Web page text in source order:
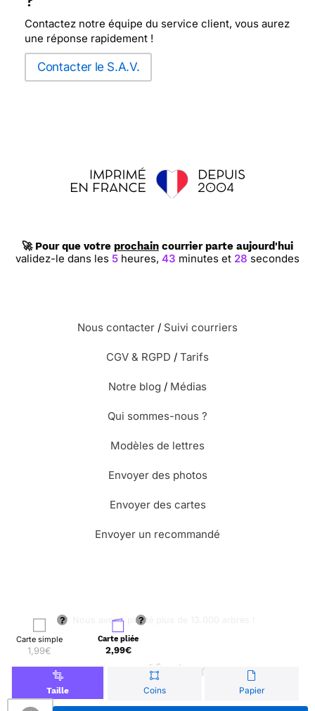
Carte simple
1,99€
Carte pliée
2,99€
Taille Coins Papier
Contactez notre équipe du service client, vous aurez
une réponse rapidement !
Contacter le S.A.V.
🚀 Pour que votre prochain courrier parte aujourd'hui
validez-le dans les5 heures,43 minutes et 27 secondes
Nous contacter / Suivi courriers
CGV & RGPD / Tarifs
Notre blog / Médias
Qui sommes-nous ?
Modèles de lettres
Envoyer des photos
Envoyer des cartes
Envoyer un recommandé
🌳 Nous avons planté plus de 13.000 arbres !
© Merci Facteur